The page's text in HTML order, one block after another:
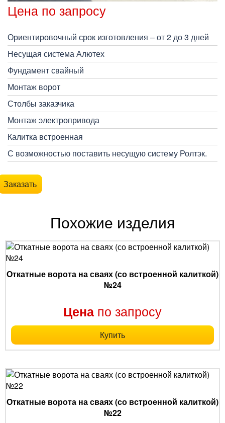
Цена по запросу
Ориентировочный срок изготовления – от 2 до 3 дней
Несущая система Алютех
Фундамент свайный
Монтаж ворот
Столбы заказчика
Монтаж электропривода
Калитка встроенная
С возможностью поставить несущую систему Ролтэк.
Заказать
Похожие изделия
Откатные ворота на сваях (со встроенной калиткой)
№24
Цена по запросу
Купить
Откатные ворота на сваях (со встроенной калиткой)
№22